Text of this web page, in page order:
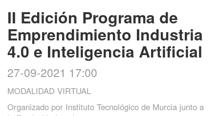
II Edición Programa de
Emprendimiento Industria
4.0 e Inteligencia Artificial
27-09-2021 17:00
MODALIDAD VIRTUAL
Organizado por Instituto Tecnológico de Murcia junto a